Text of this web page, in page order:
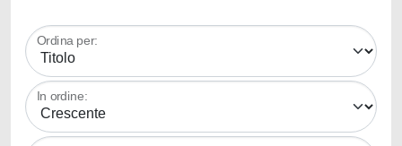
Ordina per:
In ordine: